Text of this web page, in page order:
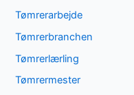
Tømrerarbejde
Tømrerbranchen
Tømrerlærling
Tømrermester